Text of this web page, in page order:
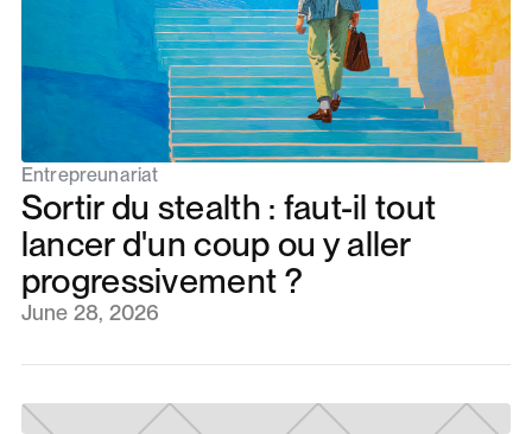
Entrepreunariat
Sortir du stealth : faut-il tout
lancer d'un coup ou y aller
progressivement ?
June 28, 2026